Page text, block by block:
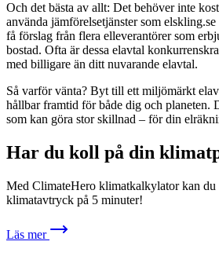
Och det bästa av allt: Det behöver inte
använda jämförelsetjänster som
få förslag från flera elleverantörer som
bostad. Ofta är dessa elavtal
med billigare än ditt nuvarande elavtal.
Så varför vänta? Byt till ett miljömärkt
hållbar framtid för både dig och planeten.
som kan göra stor skillnad – för din
Har du koll på din
Med ClimateHero klimatkalkylator kan du
klimatavtryck på 5 minuter!
Läs mer